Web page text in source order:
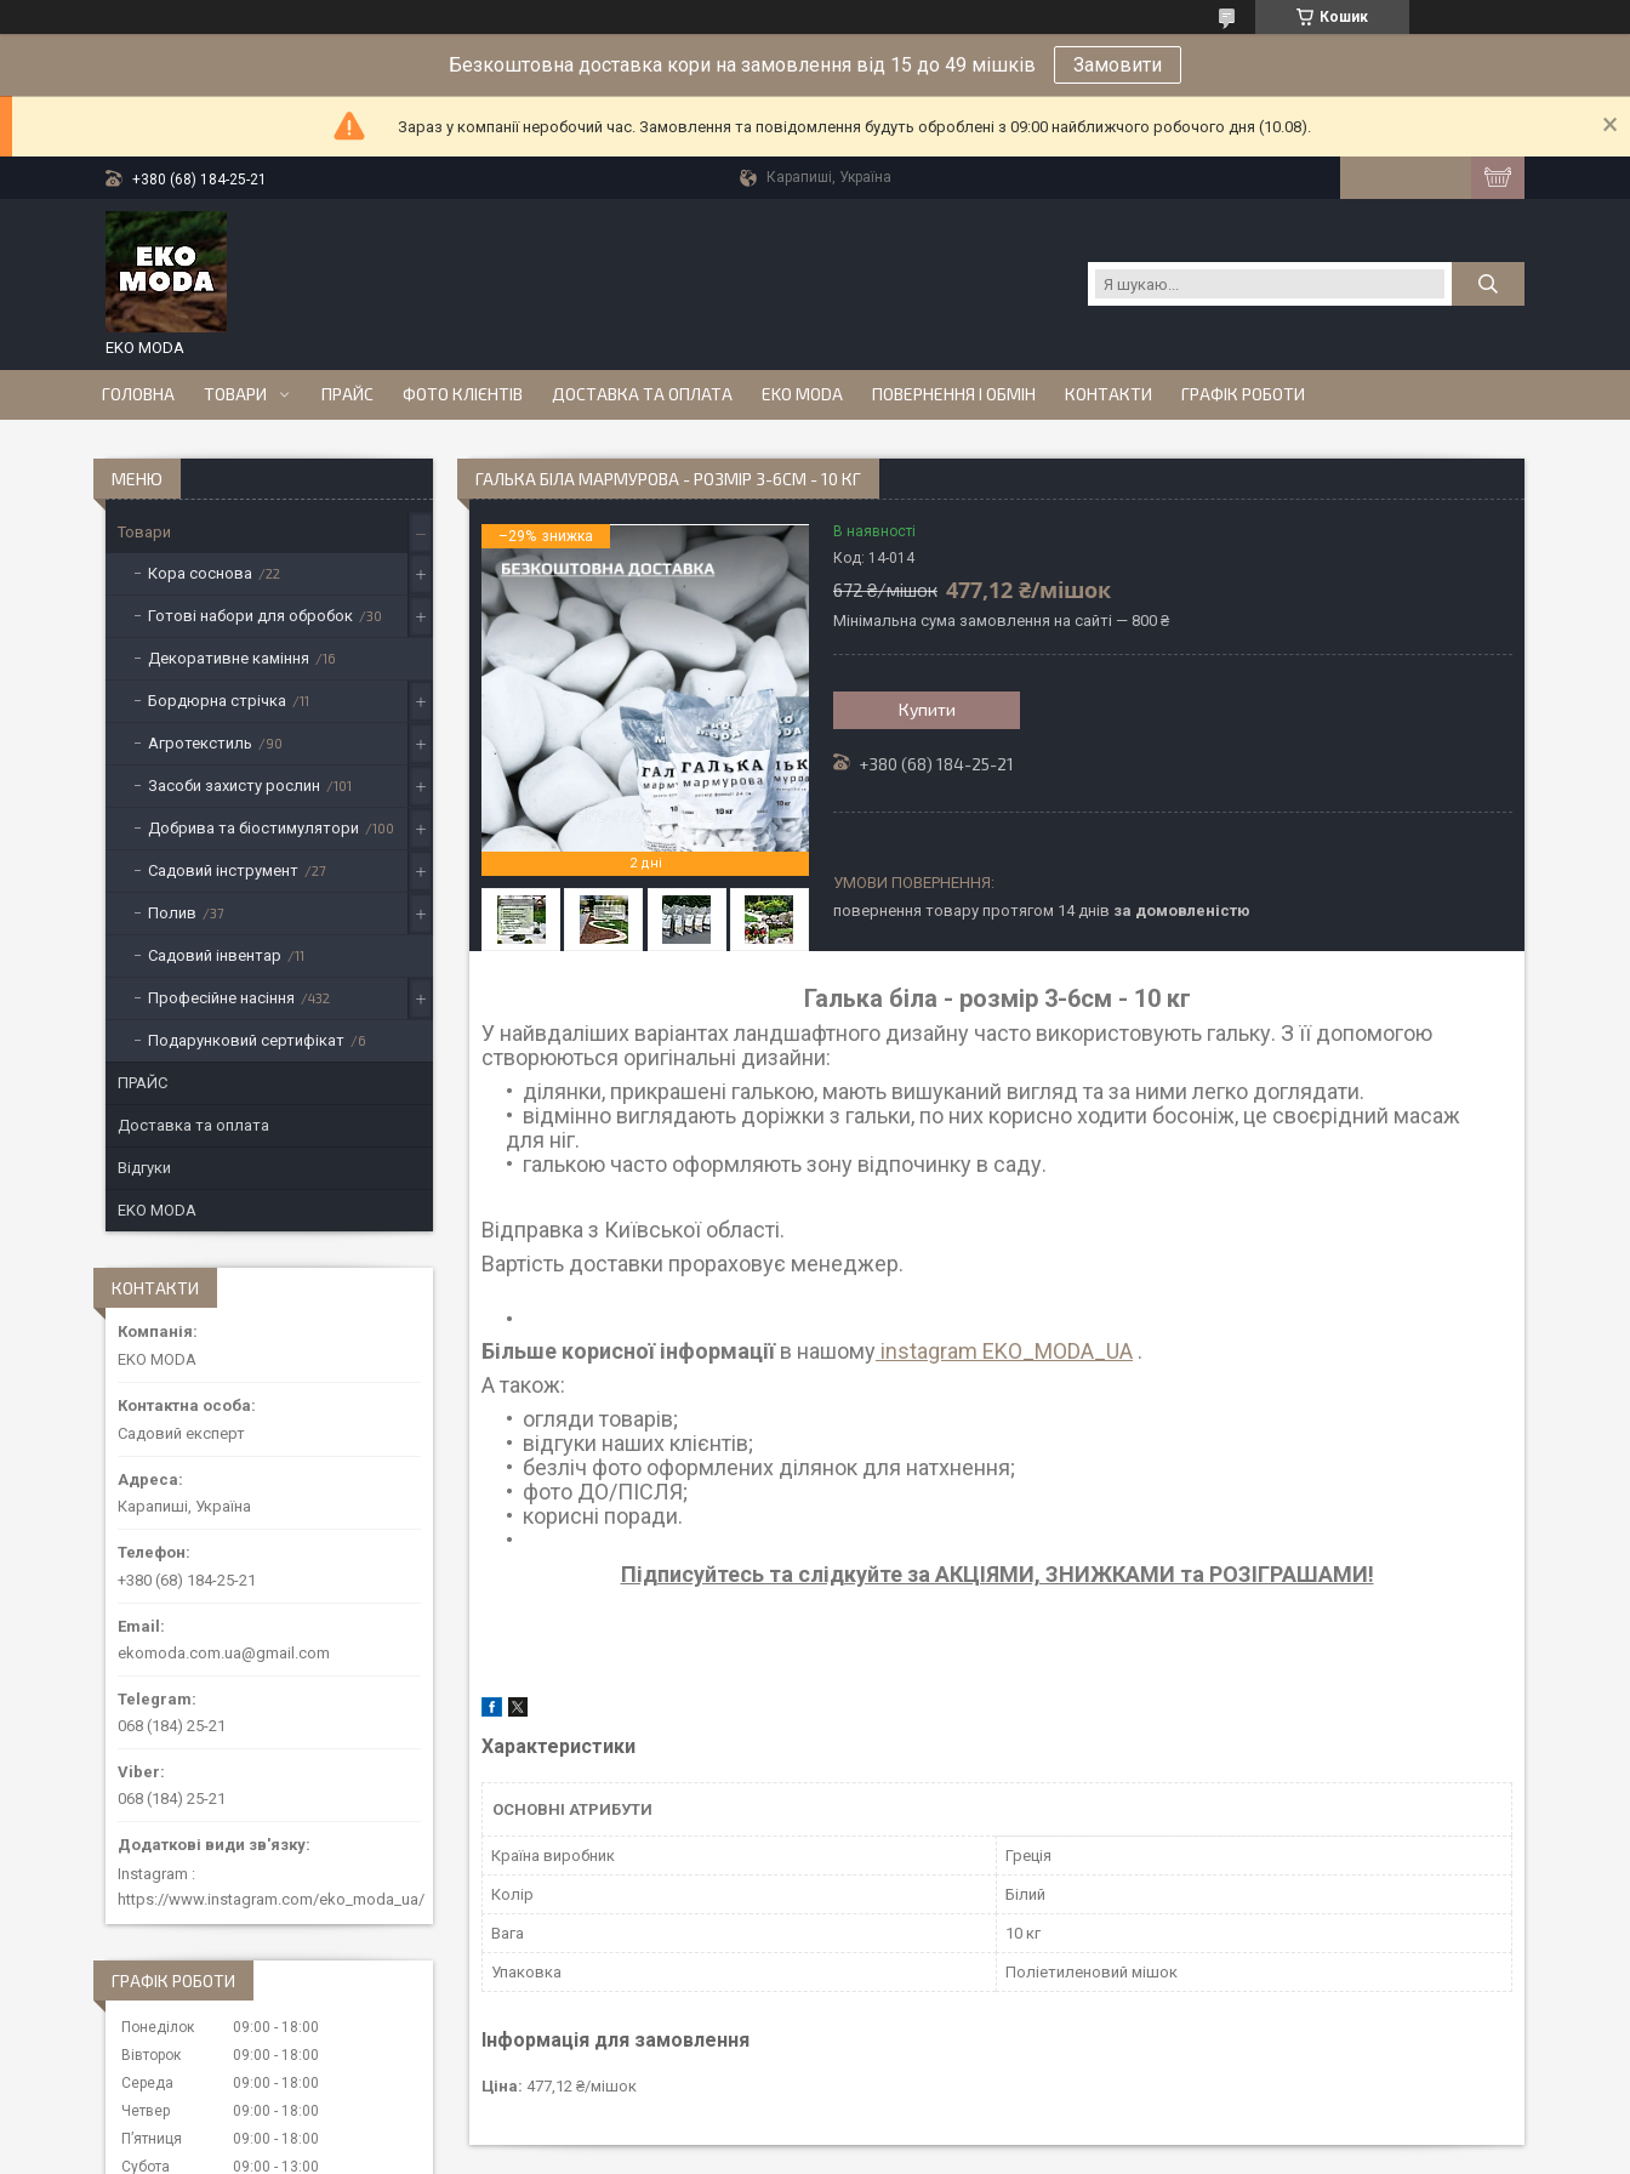
Кошик
Безкоштовна доставка кори на замовлення від 15 до 49 мішків Замовити
Зараз у компанії неробочий час. Замовлення та повідомлення будуть оброблені з 09:00 найближчого робочого дня (10.08).
+380 (68) 184-25-21 Карапиші, Україна
EKO MODA
ГОЛОВНА ТОВАРИ ПРАЙС ФОТО КЛІЄНТІВ ДОСТАВКА ТА ОПЛАТА EKO MODA ПОВЕРНЕННЯ І ОБМІН КОНТАКТИ ГРАФІК РОБОТИ
ГАЛЬКА БІЛА МАРМУРОВА - РОЗМІР 3-6СМ - 10 КГ
–29%
2 дні
В наявності
Код: 14-014
672 ₴/мішок 477,12 ₴/мішок
Мінімальна сума замовлення на сайті — 800 ₴
Купити
+380 (68) 184-25-21
повернення товару протягом 14 днів за домовленістю
Галька біла - розмір 3-6см - 10 кг
У найвдаліших варіантах ландшафтного дизайну часто використовують гальку. З її допомогою
створюються оригінальні дизайни:
ділянки, прикрашені галькою, мають вишуканий вигляд та за ними легко доглядати.
відмінно виглядають доріжки з гальки, по них корисно ходити босоніж, це своєрідний масаж
для ніг.
галькою часто оформляють зону відпочинку в саду.
Відправка з Київської області.
Вартість доставки прораховує менеджер.
Більше корисної інформаціїв нашому instagram EKO_MODA_UA .
А також:
огляди товарів;
відгуки наших клієнтів;
безліч фото оформлених ділянок для натхнення;
фото ДО/ПІСЛЯ;
корисні поради.
Підписуйтесь та слідкуйте за АКЦІЯМИ, ЗНИЖКАМИ та РОЗІГРАШАМИ!
Характеристики
ОСНОВНІ АТРИБУТИ
Країна виробник Греція
Колір Білий
Вага 10 кг
Упаковка Поліетиленовий мішок
Інформація для замовлення
Ціна: 477,12 ₴/мішок
Товари
Кора соснова 22
Готові набори для обробок 30
Декоративне каміння 16
Бордюрна стрічка 11
Агротекстиль 90
Засоби захисту рослин 101
Добрива та біостимулятори 100
Садовий інструмент 27
Полив 37
Садовий інвентар 11
Професійне насіння 432
Подарунковий сертифікат 6
ПРАЙС
Доставка та оплата
Відгуки
EKO MODA
КОНТАКТИ
EKO MODA
Садовий експерт
Карапиші, Україна
+380 (68) 184-25-21
ekomoda.com.ua@gmail.com
068 (184) 25-21
068 (184) 25-21
Instagram
https://www.instagram.com/eko_moda_ua/
ГРАФІК РОБОТИ
Понеділок 09:00
18:00
Вівторок
09:00
18:00
Середа
09:00
18:00
Четвер
09:00
18:00
Пʼятниця
09:00
18:00
Субота
09:00 13:00